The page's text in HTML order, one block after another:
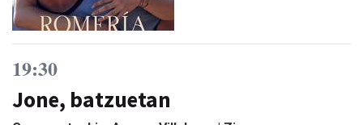
19:30
Jone, batzuetan